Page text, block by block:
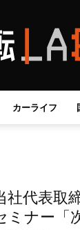
カーライフ
社代表取
ミナー「